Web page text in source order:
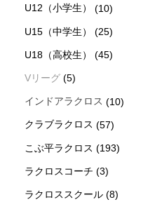
U12（小学生） (10)
U15（中学生） (25)
U18（高校生） (45)
Vリーグ (5)
インドアラクロス (10)
クラブラクロス (57)
こぶ平ラクロス (193)
ラクロスコーチ (3)
ラクロススクール (8)